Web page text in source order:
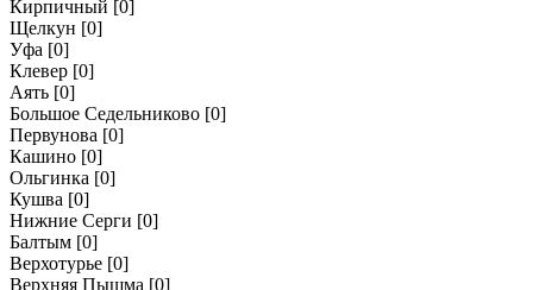
Кирпичный [0]
Щелкун [0]
Уфа [0]
Клевер [0]
Аять [0]
Большое Седельниково [0]
Первунова [0]
Кашино [0]
Ольгинка [0]
Кушва [0]
Нижние Серги [0]
Балтым [0]
Верхотурье [0]
Верхняя Пышма [0]